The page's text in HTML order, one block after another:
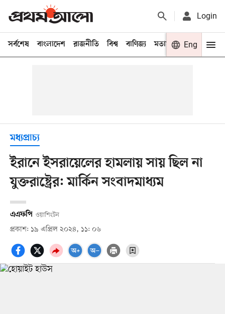
Login
সর্বশেষ বাংলাদেশ রাজনীতি বিশ্ব বাণিজ্য মতামত খেলা
Eng
মধ্যপ্রাচ্য
ইরানে ইসরায়েলের হামলায় সায় ছিল না
যুক্তরাষ্ট্রের: মার্কিন সংবাদমাধ্যম
এএফপি ওয়াশিংটন
প্রকাশ: ১৯ এপ্রিল ২০২৪, ১১: ০৬